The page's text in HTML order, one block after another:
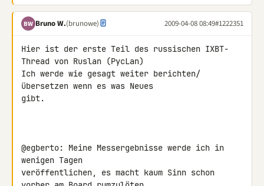
BW Bruno W.(brunowe) 2009-04-08 08:49#1222351
Hier ist der erste Teil des russischen IXBT-
Thread von Ruslan (PycLan)
Ich werde wie gesagt weiter berichten/
übersetzen wenn es was Neues
gibt.
@egberto: Meine Messergebnisse werde ich in
wenigen Tagen
veröffentlichen, es macht kaum Sinn schon